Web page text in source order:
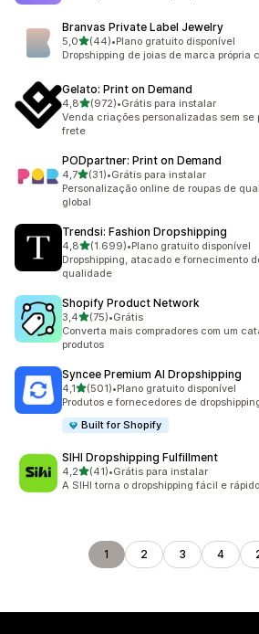
Branvas Private Label Jewelry
5,0de 5 estrelas
(44)
44 avaliações ao todo
•Plano gratuito disponível
Dropshipping de joias de marca própria
Gelato: Print on Demand
4,8de 5 estrelas
(972)
972 avaliações ao todo
•Grátis para instalar
Venda criações personalizadas sem se
frete
PODpartner: Print on Demand
4,7de 5 estrelas
(31)
31 avaliações ao todo
•Grátis para instalar
Personalização online de roupas de
global
Trendsi: Fashion Dropshipping
4,8de 5 estrelas
(1.699)
1699 avaliações ao todo
•Plano gratuito disponível
Dropshipping, atacado e fornecimento
qualidade
Shopify Product Network
3,4de 5 estrelas
(75)
75 avaliações ao todo
•Grátis
Converta mais compradores com um
produtos
Syncee Premium AI Dropshipping
4,1de 5 estrelas
(501)
501 avaliações ao todo
•Plano gratuito disponível
Produtos e fornecedores de
Built for Shopify
SIHI Dropshipping Fulfillment
4,2de 5 estrelas
(41)
41 avaliações ao todo
•Grátis para instalar
A SIHI torna o dropshipping fácil e rápido
1 2 3 4